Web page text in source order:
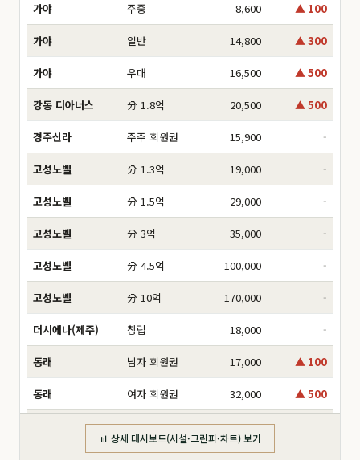
가야 주중 8,600 ▲ 100
가야 일반 14,800 ▲ 300
가야 우대 16,500 ▲ 500
강동 디아너스 分 1.8억 20,500 ▲ 500
경주신라 주주 회원권 15,900 -
고성노벨 分 1.3억 19,000 -
고성노벨 分 1.5억 29,000 -
고성노벨 分 3억 35,000 -
고성노벨 分 4.5억 100,000 -
고성노벨 分 10억 170,000 -
더시에나(제주) 창립 18,000 -
동래 남자 회원권 17,000 ▲ 100
동래 여자 회원권 32,000 ▲ 500
分 6,000만 16,000
📊 상세 대시보드(시설·그린피·차트) 보기